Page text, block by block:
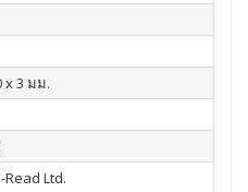
x 3 มม.
Ltd.